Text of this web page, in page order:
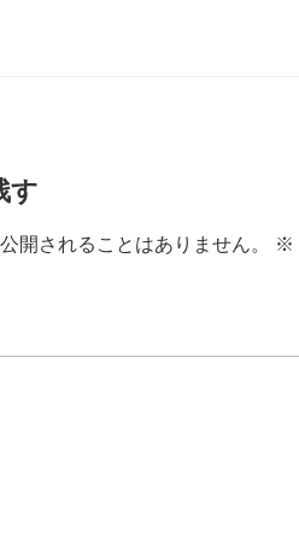
す
開されることはありません。 ※